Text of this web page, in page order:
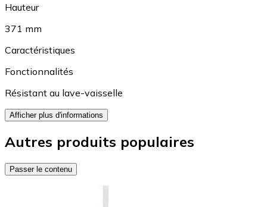
Hauteur
371 mm
Caractéristiques
Fonctionnalités
Résistant au lave-vaisselle
Afficher plus d'informations
Autres produits populaires
Passer le contenu